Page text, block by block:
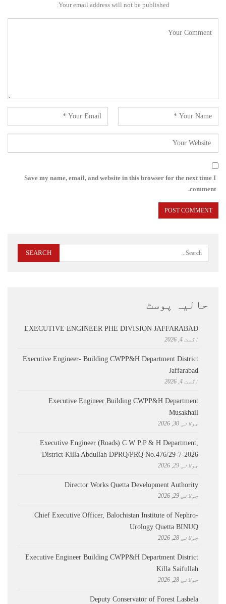
Your email address will not be published.
Save my name, email, and website in this browser for the next time I
comment.
حالیہ پوسٹ
EXECUTIVE ENGINEER PHE DIVISION JAFFARABAD
اگست 4, 2026
Executive Engineer- Building CWPP&H Department District
Jaffarabad
اگست 4, 2026
Executive Engineer Building CWPP&H Department
Musakhail
جولائی 30, 2026
Executive Engineer (Roads) C W P P & H Department,
District Killa Abdullah ​DPRQ/PRQ No.476/29-7-2026
جولائی 29, 2026
Director Works Quetta Development Authority
جولائی 29, 2026
Chief Executive Officer, Balochistan Institute of Nephro-
Urology Quetta BINUQ
جولائی 28, 2026
Executive Engineer Building CWPP&H Department District
Killa Saifullah
جولائی 28, 2026
Deputy Conservator of Forest Lasbela